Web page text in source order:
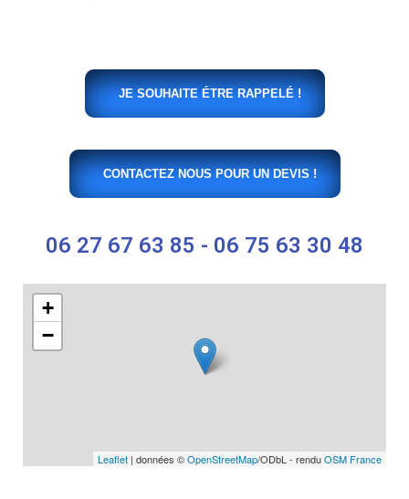
JE SOUHAITE ÉTRE RAPPELÉ !
CONTACTEZ NOUS POUR UN DEVIS !
06 27 67 63 85 - 06 75 63 30 48
+
−
Leaflet | données ©OpenStreetMap/ODbL - renduOSM France